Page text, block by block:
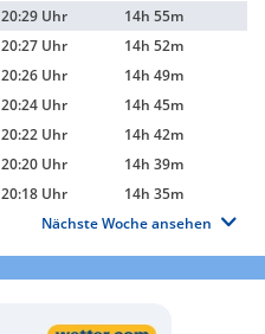
20:29 Uhr
14h 55m
20:27 Uhr
14h 52m
20:26 Uhr
14h 49m
20:24 Uhr
14h 45m
20:22 Uhr
14h 42m
20:20 Uhr
14h 39m
20:18 Uhr
14h 35m
Nächste Woche ansehen